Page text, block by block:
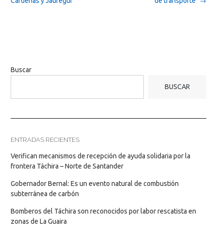
Buscar
BUSCAR
ENTRADAS RECIENTES
Verifican mecanismos de recepción de ayuda solidaria por la
frontera Táchira – Norte de Santander
Gobernador Bernal: Es un evento natural de combustión
subterránea de carbón
Bomberos del Táchira son reconocidos por labor rescatista en
zonas de La Guaira